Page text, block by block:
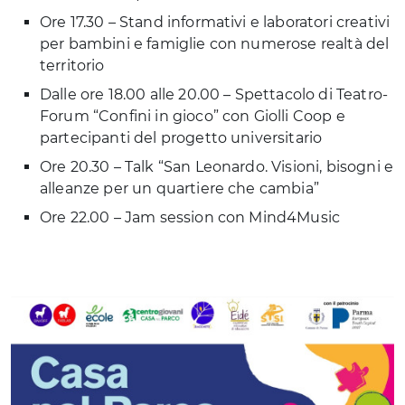
Ore 17.30 – Stand informativi e laboratori creativi
per bambini e famiglie con numerose realtà del
territorio
Dalle ore 18.00 alle 20.00 – Spettacolo di Teatro-
Forum “Confini in gioco” con Giolli Coop e
partecipanti del progetto universitario
Ore 20.30 – Talk “San Leonardo. Visioni, bisogni e
alleanze per un quartiere che cambia”
Ore 22.00 – Jam session con Mind4Music